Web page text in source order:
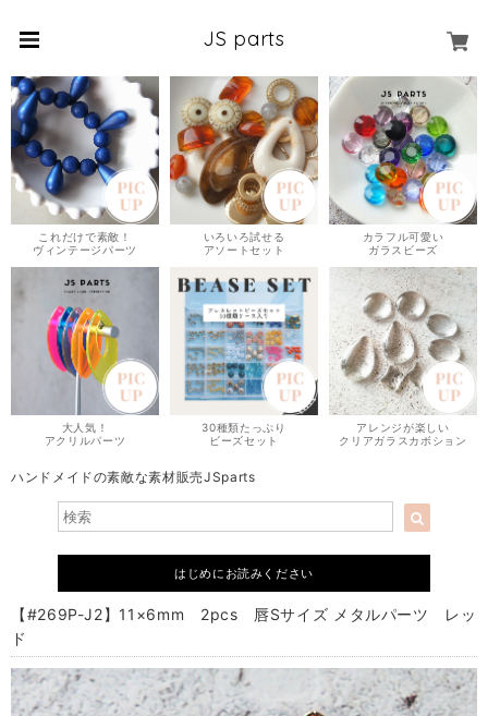
JS parts
これだけで素敵！
ヴィンテージパーツ
いろいろ試せる
アソートセット
カラフル可愛い
ガラスビーズ
大人気！
アクリルパーツ
30種類たっぷり
ビーズセット
アレンジが楽しい
クリアガラスカボション
ハンドメイドの素敵な素材販売JSparts
はじめにお読みください
【#269P-J2】11×6mm 2pcs 唇Sサイズ メタルパーツ レッ
ド